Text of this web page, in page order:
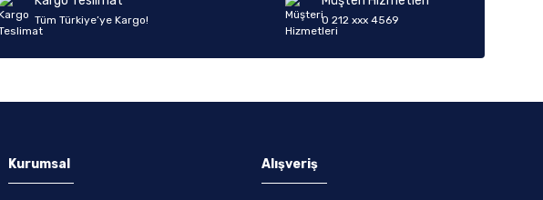
Tüm Türkiye’ye Kargo! 0 212 xxx 4569
Kurumsal Alışveriş